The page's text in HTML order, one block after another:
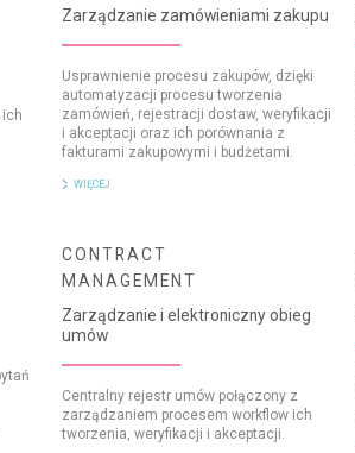
ich
Zarządzanie zamówieniami zakupu
Usprawnienie procesu zakupów, dzięki
automatyzacji procesu tworzenia
zamówień, rejestracji dostaw, weryfikacji
i akceptacji oraz ich porównania z
fakturami zakupowymi i budżetami.
WIĘCEJ
CONTRACT
MANAGEMENT
Zarządzanie i elektroniczny obieg
umów
Centralny rejestr umów połączony z
zarządzaniem procesem workflow ich
tworzenia, weryfikacji i akceptacji.